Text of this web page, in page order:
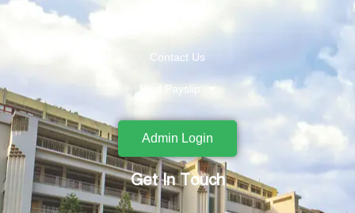
Contact Us
Find Payslip
Admin Login
Get In Touch